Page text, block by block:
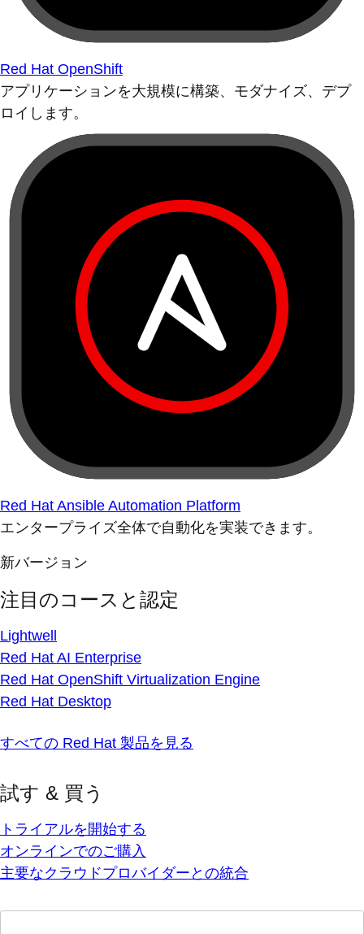
Red Hat OpenShift
アプリケーションを大規模に構築、モダナイズ、デプ
ロイします。
Red Hat Ansible Automation Platform
エンタープライズ全体で自動化を実装できます。
新バージョン
注目のコースと認定
Lightwell
Red Hat AI Enterprise
Red Hat OpenShift Virtualization Engine
Red Hat Desktop
すべての Red Hat 製品を見る
試す & 買う
トライアルを開始する
オンラインでのご購入
主要なクラウドプロバイダーとの統合